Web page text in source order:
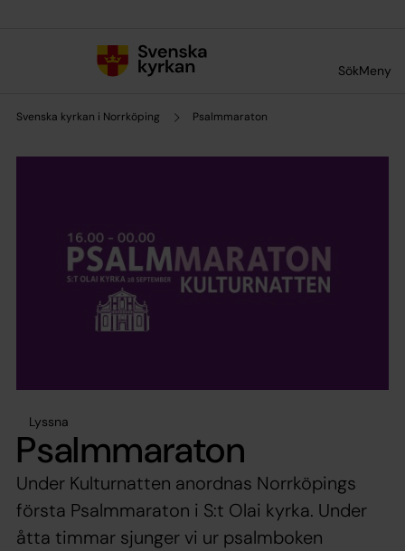
SökMeny
Svenska kyrkan i Norrköping Psalmmaraton
Lyssna
Psalmmaraton
Under Kulturnatten anordnas Norrköpings
första Psalmmaraton i S:t Olai kyrka. Under
åtta timmar sjunger vi ur psalmboken